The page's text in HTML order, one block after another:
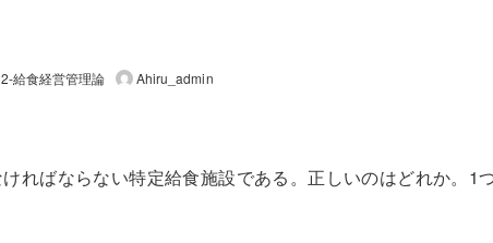
給食経営管理論 Ahiru_admin
ればならない特定給食施設である。正しいのはどれか。1つ